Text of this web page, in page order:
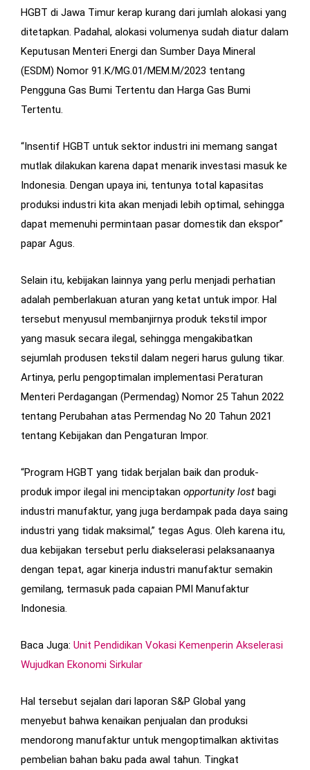
HGBT di Jawa Timur kerap kurang dari jumlah alokasi yang
ditetapkan. Padahal, alokasi volumenya sudah diatur dalam
Keputusan Menteri Energi dan Sumber Daya Mineral
(ESDM) Nomor 91.K/MG.01/MEM.M/2023 tentang
Pengguna Gas Bumi Tertentu dan Harga Gas Bumi
Tertentu.
“Insentif HGBT untuk sektor industri ini memang sangat
mutlak dilakukan karena dapat menarik investasi masuk ke
Indonesia. Dengan upaya ini, tentunya total kapasitas
produksi industri kita akan menjadi lebih optimal, sehingga
dapat memenuhi permintaan pasar domestik dan ekspor”
papar Agus.
Selain itu, kebijakan lainnya yang perlu menjadi perhatian
adalah pemberlakuan aturan yang ketat untuk impor. Hal
tersebut menyusul membanjirnya produk tekstil impor
yang masuk secara ilegal, sehingga mengakibatkan
sejumlah produsen tekstil dalam negeri harus gulung tikar.
Artinya, perlu pengoptimalan implementasi Peraturan
Menteri Perdagangan (Permendag) Nomor 25 Tahun 2022
tentang Perubahan atas Permendag No 20 Tahun 2021
tentang Kebijakan dan Pengaturan Impor.
“Program HGBT yang tidak berjalan baik dan produk-
produk impor ilegal ini menciptakan opportunity lost bagi
industri manufaktur, yang juga berdampak pada daya saing
industri yang tidak maksimal,” tegas Agus. Oleh karena itu,
dua kebijakan tersebut perlu diakselerasi pelaksanaanya
dengan tepat, agar kinerja industri manufaktur semakin
gemilang, termasuk pada capaian PMI Manufaktur
Indonesia.
Baca Juga: Unit Pendidikan Vokasi Kemenperin Akselerasi
Wujudkan Ekonomi Sirkular
Hal tersebut sejalan dari laporan S&P Global yang
menyebut bahwa kenaikan penjualan dan produksi
mendorong manufaktur untuk mengoptimalkan aktivitas
pembelian bahan baku pada awal tahun. Tingkat